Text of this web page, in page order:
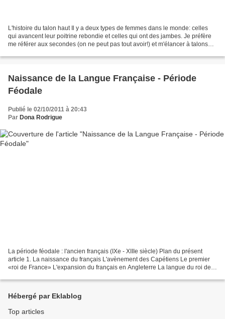
L'histoire du talon haut Il y a deux types de femmes dans le monde: celles
qui avancent leur poitrine rebondie et celles qui ont des jambes. Je préfère
me référer aux secondes (on ne peut pas tout avoir!) et m'élancer à talons
Naissance de la Langue Française - Période
Féodale
Publié le 02/10/2011 à 20:43
Par Dona Rodrigue
La période féodale : l'ancien français (IXe - XIIIe siècle) Plan du présent
article 1. La naissance du français L'avènement des Capétiens Le premier
«roi de France» L'expansion du français en Angleterre La langue du roi de
Hébergé par Eklablog
Top articles